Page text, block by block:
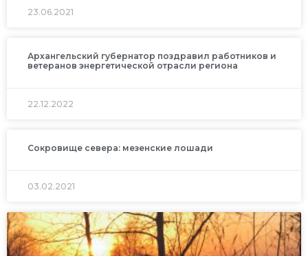
23.06.2021
Архангельский губернатор поздравил работников и
ветеранов энергетической отрасли региона
22.12.2022
Сокровище севера: мезенские лошади
03.02.2021